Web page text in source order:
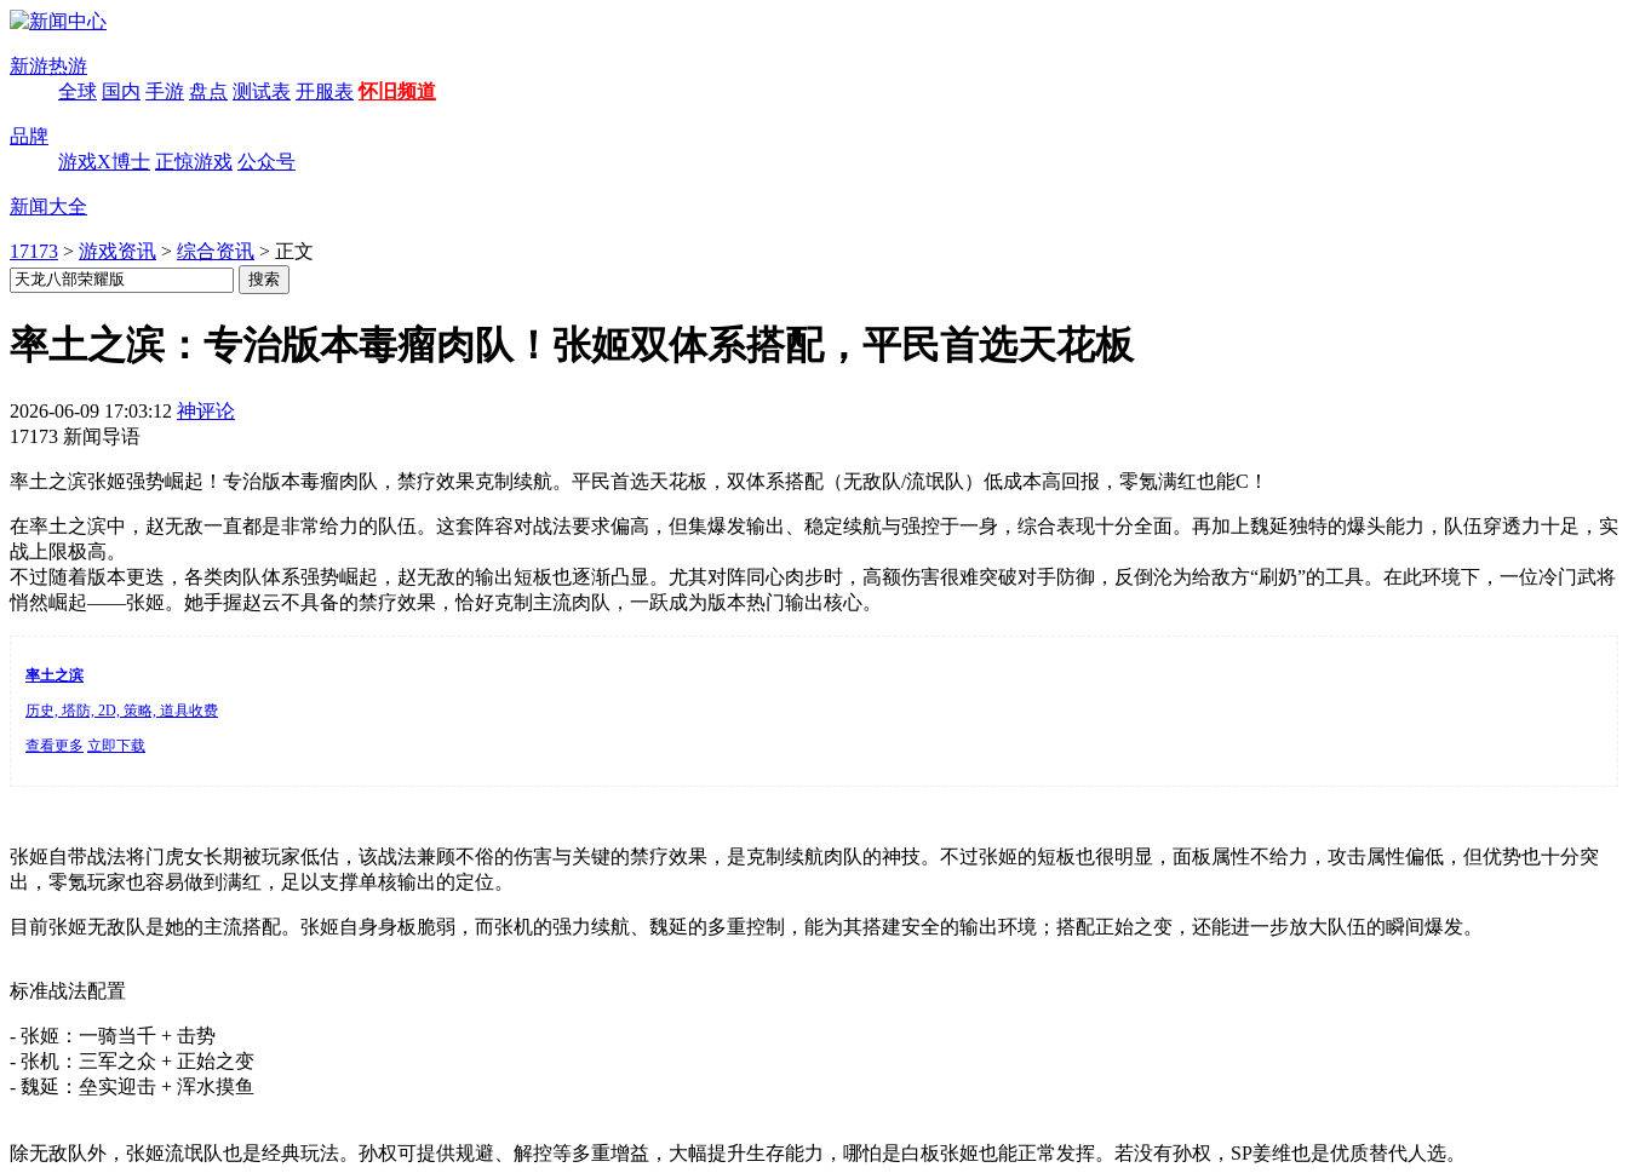
新游热游
全球 国内 手游 盘点 测试表 开服表 怀旧频道
品牌
游戏X博士 正惊游戏 公众号
新闻大全
17173 > 游戏资讯 > 综合资讯 > 正文
率土之滨：专治版本毒瘤肉队！张姬双体系搭配，平民首选天花板
2026-06-09 17:03:12 神评论
17173 新闻导语
率土之滨张姬强势崛起！专治版本毒瘤肉队，禁疗效果克制续航。平民首选天花板，双体系搭配（无敌队/流氓队）低成本高回报，零氪满红也能C！
在率土之滨中，赵无敌一直都是非常给力的队伍。这套阵容对战法要求偏高，但集爆发输出、稳定续航与强控于一身，综合表现十分全面。再加上魏延独特的爆头能力，队伍穿透力十足，实
战上限极高。
不过随着版本更迭，各类肉队体系强势崛起，赵无敌的输出短板也逐渐凸显。尤其对阵同心肉步时，高额伤害很难突破对手防御，反倒沦为给敌方“刷奶”的工具。在此环境下，一位冷门武将
悄然崛起——张姬。她手握赵云不具备的禁疗效果，恰好克制主流肉队，一跃成为版本热门输出核心。
率土之滨
历史, 塔防, 2D, 策略, 道具收费
查看更多 立即下载
张姬自带战法将门虎女长期被玩家低估，该战法兼顾不俗的伤害与关键的禁疗效果，是克制续航肉队的神技。不过张姬的短板也很明显，面板属性不给力，攻击属性偏低，但优势也十分突
出，零氪玩家也容易做到满红，足以支撑单核输出的定位。
目前张姬无敌队是她的主流搭配。张姬自身身板脆弱，而张机的强力续航、魏延的多重控制，能为其搭建安全的输出环境；搭配正始之变，还能进一步放大队伍的瞬间爆发。
标准战法配置
- 张姬：一骑当千 + 击势
- 张机：三军之众 + 正始之变
- 魏延：垒实迎击 + 浑水摸鱼
除无敌队外，张姬流氓队也是经典玩法。孙权可提供规避、解控等多重增益，大幅提升生存能力，哪怕是白板张姬也能正常发挥。若没有孙权，SP姜维也是优质替代人选。